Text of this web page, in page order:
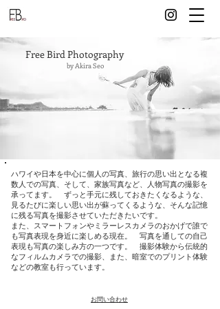
Free Bird Photography
by Akira Seo
ハワイや日本を中心に個人の写真、旅行の思い出となる複
数人での写真、そして、家族写真など、
人物写真の撮影を
承ってます。 ずっと手元に残しておきたくなるような、
見るたびに楽しい思い出が蘇ってくるような、そんな記憶
に残る写真を撮影させていただきたいです。
また、スマートフォンやミラーレスカメラのおかげで誰で
も写真表現を身近に楽しめる現在。 写真を通しての自己
表現も写真の楽しみ方の一つです。 撮影体験から伝統的
なフィルムカメラでの撮影、また、暗室でのプリント体験
などの教室も行っています。
​お問い合わせ